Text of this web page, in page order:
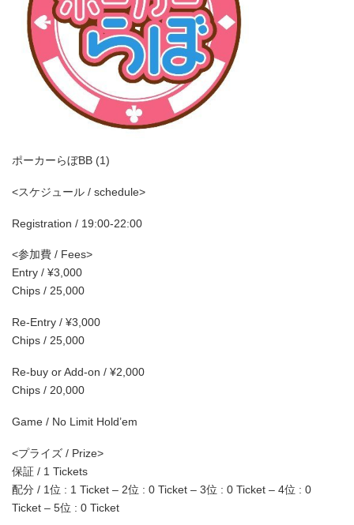
ポーカーらぼBB (1)
<スケジュール / schedule>
Registration / 19:00-22:00
<参加費 / Fees>
Entry / ¥3,000
Chips / 25,000
Re-Entry / ¥3,000
Chips / 25,000
Re-buy or Add-on / ¥2,000
Chips / 20,000
Game / No Limit Hold’em
<プライズ / Prize>
保証 / 1 Tickets
配分 / 1位 : 1 Ticket – 2位 : 0 Ticket – 3位 : 0 Ticket – 4位 : 0
Ticket – 5位 : 0 Ticket